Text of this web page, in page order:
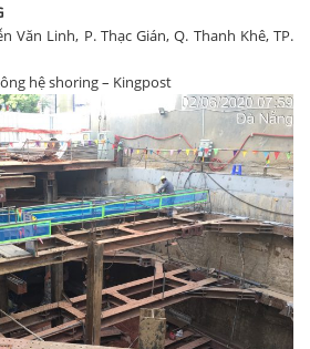
Văn Linh, P. Thạc Gián, Q. Thanh Khê, TP.
hệ shoring – Kingpost